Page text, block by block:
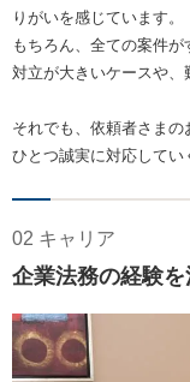
りがいを感じています。
もちろん、全ての案件
対立が大きいケースや、
それでも、依頼者さま
ひとつ誠実に対応してい
02 キャリア
企業法務の経験